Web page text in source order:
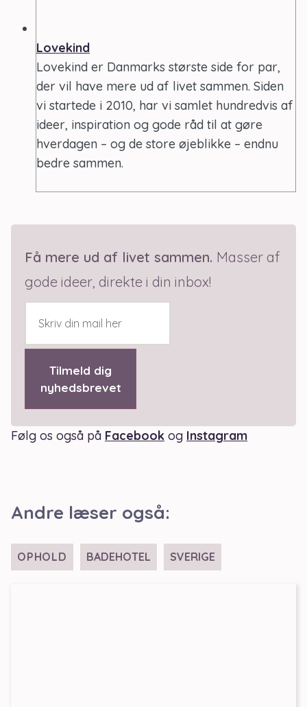
Lovekind
Lovekind er Danmarks største side for par,
der vil have mere ud af livet sammen. Siden
vi startede i 2010, har vi samlet hundredvis af
ideer, inspiration og gode råd til at gøre
hverdagen – og de store øjeblikke – endnu
bedre sammen.
Få mere ud af livet sammen. Masser af
gode ideer, direkte i din inbox!
Tilmeld dig
nyhedsbrevet
Følg os også på Facebook og Instagram
Andre læser også:
OPHOLD BADEHOTEL SVERIGE